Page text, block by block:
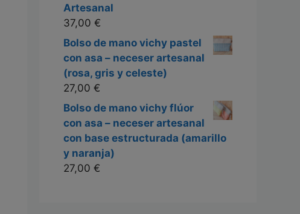
Artesanal
37,00 €
Bolso de mano vichy pastel
con asa – neceser artesanal
(rosa, gris y celeste)
27,00 €
Bolso de mano vichy flúor
con asa – neceser artesanal
con base estructurada (amarillo
y naranja)
27,00 €